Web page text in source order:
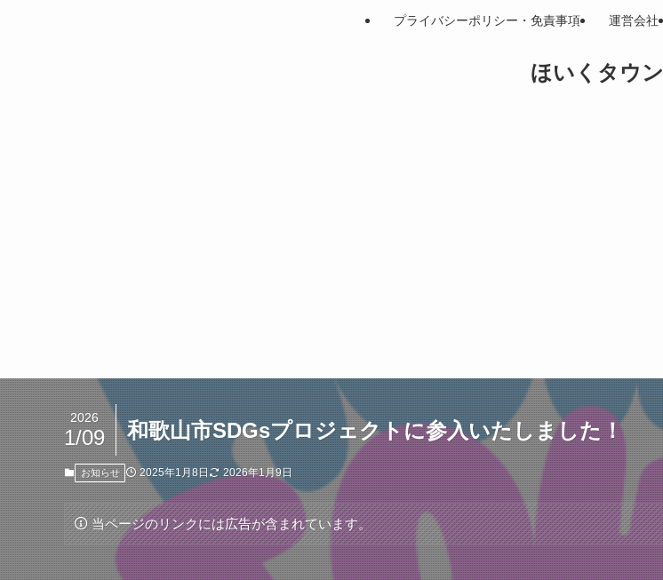
ほいくタウン
プライバシーポリシー・免責事項 運営会社
和歌山市SDGsプロジェクトに参入いたしました！
2026
1/09
お知らせ 2025年1月8日 2026年1月9日
当ページのリンクには広告が含まれています。